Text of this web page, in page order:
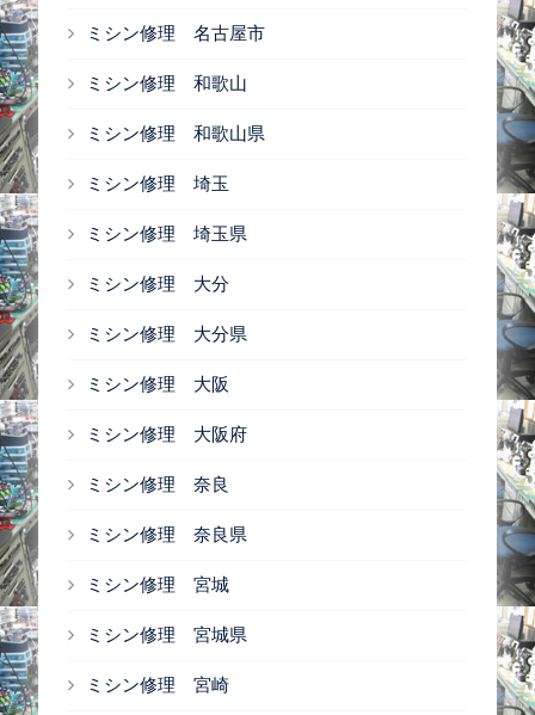
ミシン修理 名古屋市
ミシン修理 和歌山
ミシン修理 和歌山県
ミシン修理 埼玉
ミシン修理 埼玉県
ミシン修理 大分
ミシン修理 大分県
ミシン修理 大阪
ミシン修理 大阪府
ミシン修理 奈良
ミシン修理 奈良県
ミシン修理 宮城
ミシン修理 宮城県
ミシン修理 宮崎